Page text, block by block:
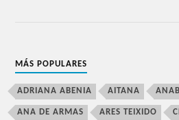
MÁS POPULARES
ADRIANA ABENIA AITANA
ANA DE ARMAS ARES TEIXIDO